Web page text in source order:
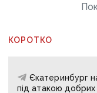
КОРОТКО
Єкатеринбург
під атакою